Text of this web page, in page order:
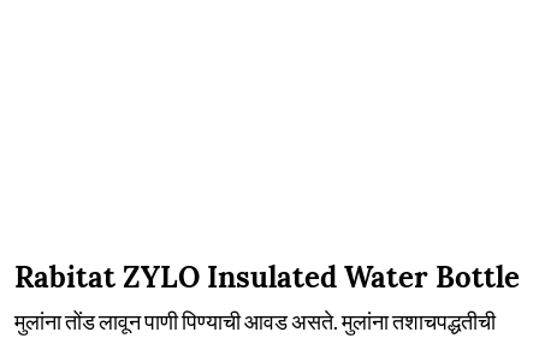
Rabitat ZYLO Insulated Water Bottle
मुलांना तोंड लावून पाणी पिण्याची आवड असते. मुलांना तशाचपद्धतीची